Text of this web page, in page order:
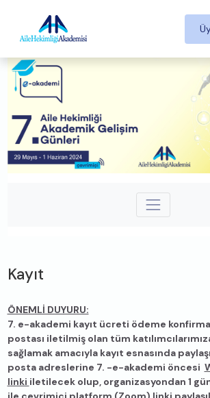
Kayıt
ÖNEMLİ DUYURU:
7. e-akademi kayıt ücreti ödeme
postası iletilmiş olan tüm
sağlamak amacıyla kayıt esnasında
posta adreslerine 7. -e-akademi öncesi
linki iletilecek olup, organizasyondan 1